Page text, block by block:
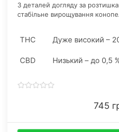
З деталей догляду за
стабільне вирощування
THC Дуже високий –
CBD Низький – до 0,5
745